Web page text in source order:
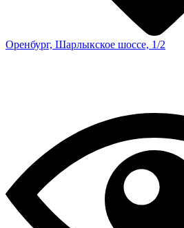
Оренбург, Шарлыкское шоссе, 1/2